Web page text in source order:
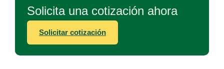
Solicita una cotización ahora
Solicitar cotización